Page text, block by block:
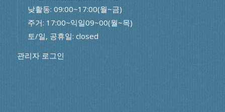
낮활동: 09:00~17:00(월~금)
주거: 17:00~익일09~00(월~목)
토/일, 공휴일: closed
관리자 로그인